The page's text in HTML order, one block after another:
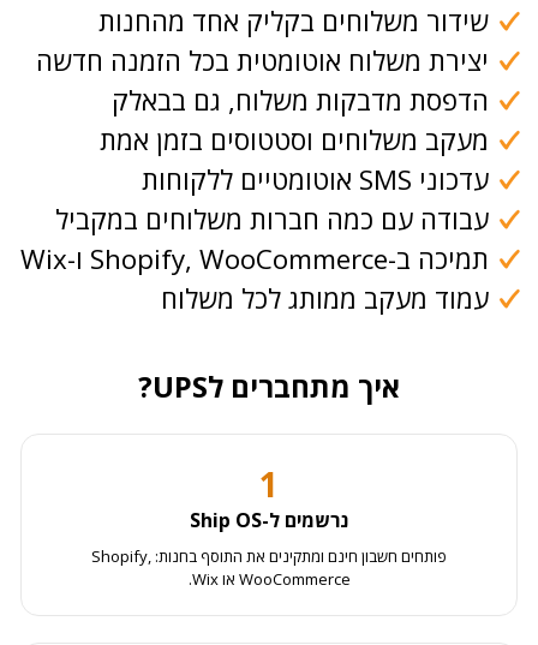
שידור משלוחים בקליק אחד מהחנות
יצירת משלוח אוטומטית בכל הזמנה חדשה
הדפסת מדבקות משלוח, גם בבאלק
מעקב משלוחים וסטטוסים בזמן אמת
עדכוני SMS אוטומטיים ללקוחות
עבודה עם כמה חברות משלוחים במקביל
תמיכה ב-Shopify, WooCommerce ו-Wix
עמוד מעקב ממותג לכל משלוח
איך מתחברים לUPS?
1
נרשמים ל-Ship OS
פותחים חשבון חינם ומתקינים את התוסף בחנות: Shopify,
WooCommerce או Wix.